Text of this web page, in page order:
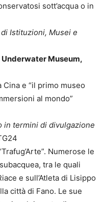
sott’acqua o in
Istituzioni, Musei e
Museum,
e “il primo museo
al mondo”
termini di divulgazione
Numerose le
tra le quali
e sull’Atleta di Lisippo
città di Fano. Le sue